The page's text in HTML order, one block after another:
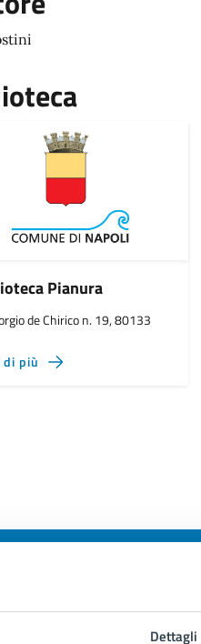
Dettagli
Pianura
de Chirico n. 19, 80133
di più